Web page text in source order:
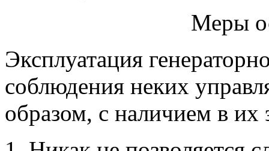
Меры
Эксплуатация
соблюдения неких
образом, с наличием в их